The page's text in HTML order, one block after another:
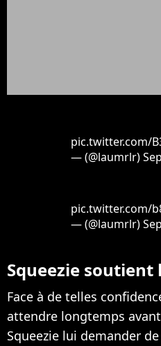
pic.twitter.com/
— (@laumrlr)
pic.twitter.com/
— (@laumrlr)
Squeezie soutient
Face à de telles
attendre longtemps
Squeezie lui demander de